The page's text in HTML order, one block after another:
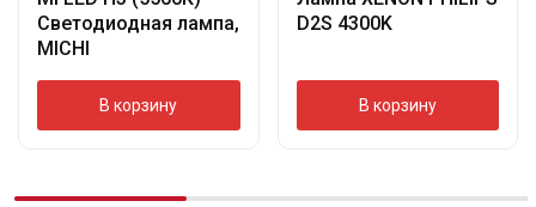
Светодиодная лампа,
MICHI
В корзину
D2S 4300K
В корзину